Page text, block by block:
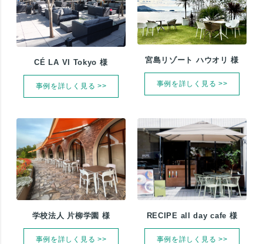
CÉ LA VI Tokyo 様
事例を詳しく見る >>
宮島リゾート ハウオリ 様
事例を詳しく見る >>
学校法人 片柳学園 様
事例を詳しく見る >>
RECIPE all day cafe 様
事例を詳しく見る >>